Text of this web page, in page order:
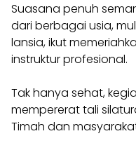
Suasana penuh
dari berbagai usia,
lansia, ikut
instruktur profesional.
Tak hanya sehat,
mempererat tali
Timah dan